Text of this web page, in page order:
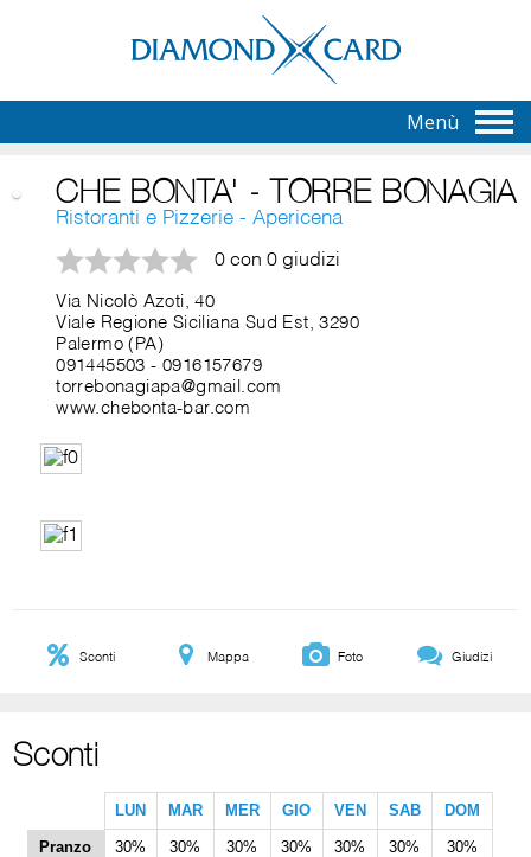
Menù
CHE BONTA' - TORRE BONAGIA
Ristoranti e Pizzerie - Apericena
0 con 0 giudizi
Via Nicolò Azoti, 40
Viale Regione Siciliana Sud Est, 3290
Palermo (PA)
091445503 - 0916157679
torrebonagiapa@gmail.com
www.chebonta-bar.com
Sconti Mappa Foto Giudizi
Sconti
LUN MAR MER GIO VEN SAB DOM
Pranzo 30% 30% 30% 30% 30% 30% 30%